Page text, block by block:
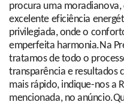
procura uma
excelente eficiência
privilegiada, onde o
emperfeita harmonia.Na
tratamos de todo o
transparência e resultados
mais rápido, indique-nos a
mencionada, no